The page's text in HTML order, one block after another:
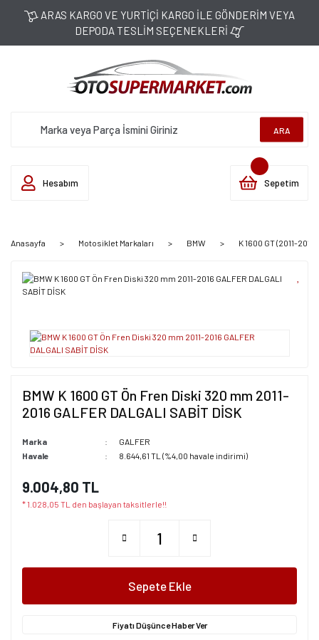
ARAS KARGO VE YURTİÇİ KARGO İLE GÖNDERİM VEYA
DEPODA TESLİM SEÇENEKLERİ
ARA
Hesabım Sepetim
Anasayfa Motosiklet Markaları BMW K 1600 GT (2011-2016)
BMW K 1600 GT Ön Fren Diski 320 mm 2011-
2016 GALFER DALGALI SABİT DİSK
Marka
GALFER
Havale
8.644,61 TL (%4,00 havale indirimi)
9.004,80 TL
* 1.028,05 TL den başlayan taksitlerle!!
Sepete Ekle
Fiyatı Düşünce Haber Ver